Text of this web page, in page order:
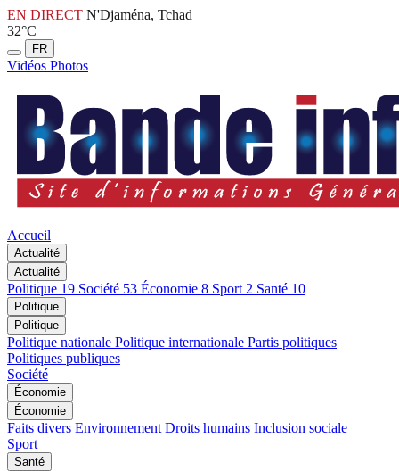
EN DIRECT N'Djaména, Tchad
32°C
FR
Vidéos Photos
Accueil
Actualité
Actualité
Politique 19 Société 53 Économie 8 Sport 2 Santé 10
Politique
Politique
Politique nationale Politique internationale Partis politiques
Politiques publiques
Société
Économie
Économie
Faits divers Environnement Droits humains Inclusion sociale
Sport
Santé